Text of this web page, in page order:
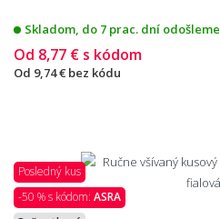
Skladom, do 7 prac. dní odošleme
Od 8,77 € s kódom
Od 9,74 € bez kódu
Posledný kus
-50 % s kódom: ASRA